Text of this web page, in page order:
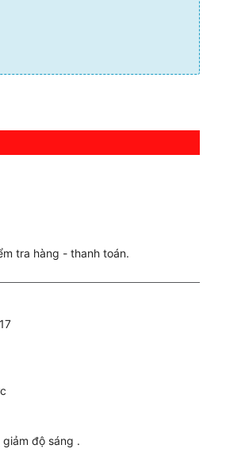
tra hàng - thanh toán.
độ sáng .